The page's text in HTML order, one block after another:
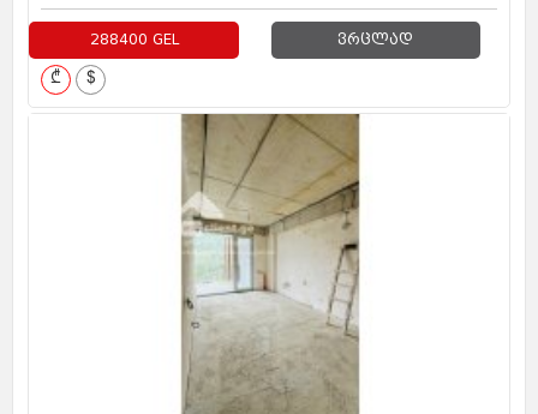
288400 GEL ვრცლად
₾ $